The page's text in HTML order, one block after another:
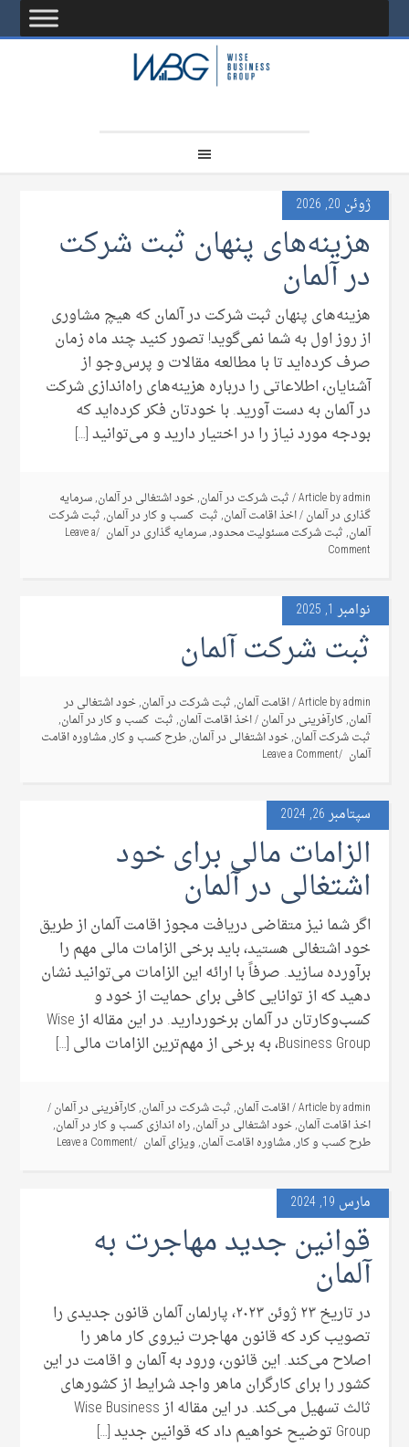
ژوئن 20, 2026
هزینه‌های پنهان ثبت شرکت
در آلمان
هزینه‌های پنهان ثبت شرکت در آلمان که هیچ مشاوری
از روز اول به شما نمی‌گوید! تصور کنید چند ماه زمان
صرف کرده‌اید تا با مطالعه مقالات و پرس‌وجو از
آشنایان، اطلاعاتی را درباره هزینه‌های راه‌اندازی شرکت
در آلمان به دست آورید. با خودتان فکر کرده‌اید که
بودجه مورد نیاز را در اختیار دارید و می‌توانید […]
Article byadmin
/ثبت شرکت در آلمان,خود اشتغالی در آلمان,سرمایه
گذاری در آلمان/اخذ اقامت آلمان,ثبت کسب و کار در آلمان,ثبت شرکت
آلمان,ثبت شرکت مسئولیت محدود,سرمایه گذاری در آلمان Leave a
Comment
نوامبر 1, 2025
ثبت شرکت آلمان
Article byadmin
/اقامت آلمان,ثبت شرکت در آلمان,خود اشتغالی در
آلمان,کارآفرینی در آلمان/اخذ اقامت آلمان,ثبت کسب و کار در آلمان,
ثبت شرکت آلمان,خود اشتغالی در آلمان,طرح کسب و کار,مشاوره اقامت
آلمان Leave a Comment
سپتامبر 26, 2024
الزامات مالی برای خود
اشتغالی در آلمان
اگر شما نیز متقاضی دریافت مجوز اقامت آلمان از طریق
خود اشتغالی هستید، باید برخی الزامات مالی مهم را
برآورده سازید. صرفاً با ارائه این الزامات می‌توانید نشان
دهید که از توانایی کافی برای حمایت از خود و
کسب‌وکارتان در آلمان برخوردارید. در این مقاله از Wise
Business Group، به برخی از مهم‌ترین الزامات مالی […]
Article byadmin
/اقامت آلمان,ثبت شرکت در آلمان,کارآفرینی در آلمان/
اخذ اقامت آلمان,خود اشتغالی در آلمان,راه اندازی کسب و کار در آلمان,
طرح کسب و کار,مشاوره اقامت آلمان,ویزای آلمان Leave a Comment
مارس 19, 2024
قوانین جدید مهاجرت به
آلمان
در تاریخ ۲۳ ژوئن ۲۰۲۳، پارلمان آلمان قانون جدیدی را
تصویب کرد که قانون مهاجرت نیروی کار ماهر را
اصلاح می‌کند. این قانون، ورود به آلمان و اقامت در این
کشور را برای کارگران ماهر واجد شرایط از کشورهای
ثالث تسهیل می‌کند. در این مقاله از Wise Business
Group توضیح خواهیم داد که قوانین جدید […]